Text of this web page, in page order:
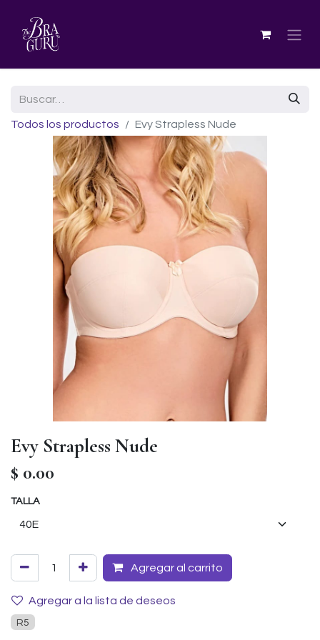
Todos los productos Evy Strapless Nude
Evy Strapless Nude
$ 0.00
TALLA
Agregar al carrito
Agregar a la lista de deseos
R5